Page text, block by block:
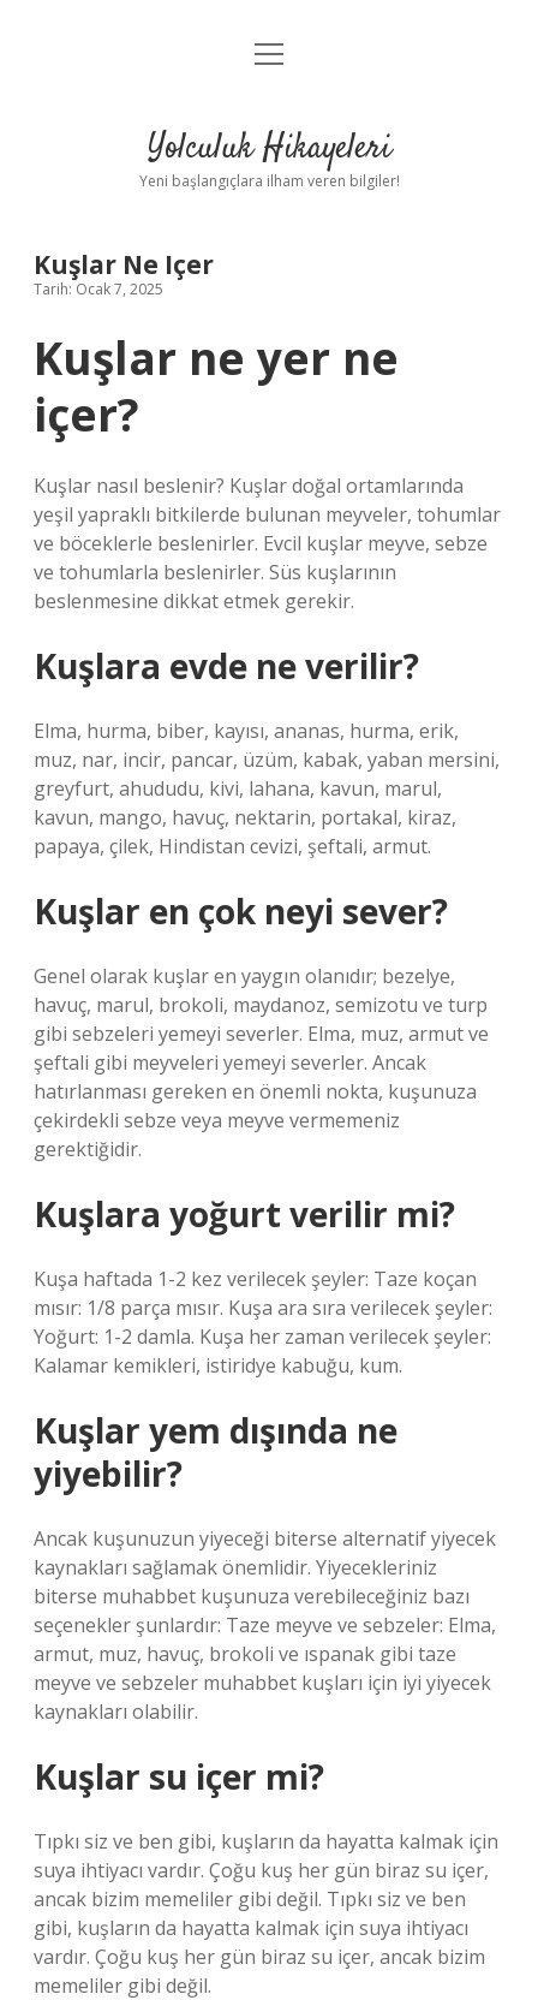
Anasayfa
Yasal Uyarı
menüyü
Yolculuk Hikayeleri
Yeni başlangıçlara ilham veren bilgiler!
Kuşlar Ne Içer
Tarih: Ocak 7, 2025
Kuşlar ne yer ne
içer?
Kuşlar nasıl beslenir? Kuşlar doğal ortamlarında
yeşil yapraklı bitkilerde bulunan meyveler, tohumlar
ve böceklerle beslenirler. Evcil kuşlar meyve, sebze
ve tohumlarla beslenirler. Süs kuşlarının
beslenmesine dikkat etmek gerekir.
Kuşlara evde ne verilir?
Elma, hurma, biber, kayısı, ananas, hurma, erik,
muz, nar, incir, pancar, üzüm, kabak, yaban mersini,
greyfurt, ahududu, kivi, lahana, kavun, marul,
kavun, mango, havuç, nektarin, portakal, kiraz,
papaya, çilek, Hindistan cevizi, şeftali, armut.
Kuşlar en çok neyi sever?
Genel olarak kuşlar en yaygın olanıdır; bezelye,
havuç, marul, brokoli, maydanoz, semizotu ve turp
gibi sebzeleri yemeyi severler. Elma, muz, armut ve
şeftali gibi meyveleri yemeyi severler. Ancak
hatırlanması gereken en önemli nokta, kuşunuza
çekirdekli sebze veya meyve vermemeniz
gerektiğidir.
Kuşlara yoğurt verilir mi?
Kuşa haftada 1-2 kez verilecek şeyler: Taze koçan
mısır: 1/8 parça mısır. Kuşa ara sıra verilecek şeyler:
Yoğurt: 1-2 damla. Kuşa her zaman verilecek şeyler:
Kalamar kemikleri, istiridye kabuğu, kum.
Kuşlar yem dışında ne
yiyebilir?
Ancak kuşunuzun yiyeceği biterse alternatif yiyecek
kaynakları sağlamak önemlidir. Yiyecekleriniz
biterse muhabbet kuşunuza verebileceğiniz bazı
seçenekler şunlardır: Taze meyve ve sebzeler: Elma,
armut, muz, havuç, brokoli ve ıspanak gibi taze
meyve ve sebzeler muhabbet kuşları için iyi yiyecek
kaynakları olabilir.
Kuşlar su içer mi?
Tıpkı siz ve ben gibi, kuşların da hayatta kalmak için
suya ihtiyacı vardır. Çoğu kuş her gün biraz su içer,
ancak bizim memeliler gibi değil. Tıpkı siz ve ben
gibi, kuşların da hayatta kalmak için suya ihtiyacı
vardır. Çoğu kuş her gün biraz su içer, ancak bizim
memeliler gibi değil.